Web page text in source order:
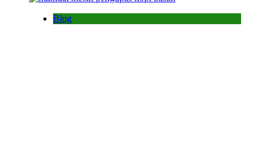
Blog